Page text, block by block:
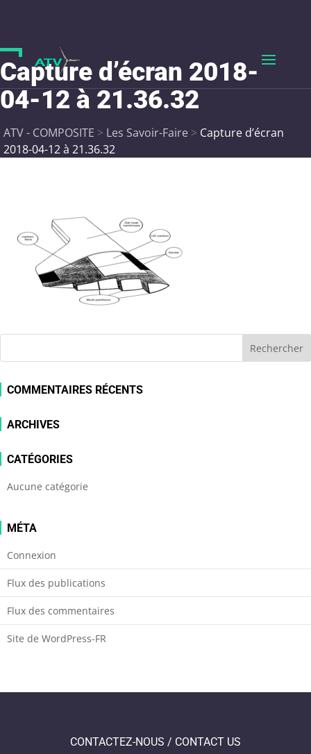
Capture d’écran 2018-
04-12 à 21.36.32
ATV - COMPOSITE > Les Savoir-Faire > Capture d’écran
2018-04-12 à 21.36.32
COMMENTAIRES RÉCENTS
ARCHIVES
CATÉGORIES
Aucune catégorie
MÉTA
Connexion
Flux des publications
Flux des commentaires
Site de WordPress-FR
CONTACTEZ-NOUS / CONTACT US